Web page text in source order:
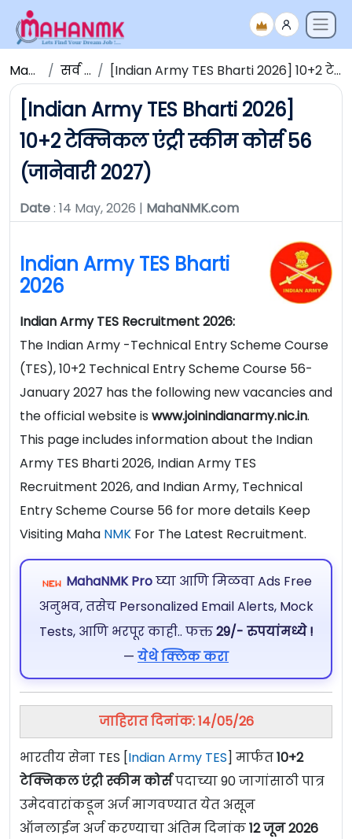
Maha NMK सर्व जाहिराती [Indian Army TES Bharti 2026] 10+2 टेक्निकल एंट्री स्कीम कोर्स 56 (जानेवारी 2027)
[Indian Army TES Bharti 2026]
10+2 टेक्निकल एंट्री स्कीम कोर्स 56
(जानेवारी 2027)
Date: 14 May, 2026 | MahaNMK.com
Indian Army TES Bharti
2026
Indian Army TES Recruitment 2026:
The Indian Army -Technical Entry Scheme Course
(TES), 10+2 Technical Entry Scheme Course 56-
January 2027 has the following new vacancies and
the official website is www.joinindianarmy.nic.in.
This page includes information about the Indian
Army TES Bharti 2026, Indian Army TES
Recruitment 2026, and Indian Army, Technical
Entry Scheme Course 56 for more details Keep
Visiting Maha NMK For The Latest Recruitment.
MahaNMK Proघ्या आणि मिळवा Ads Free
अनुभव, तसेच Personalized Email Alerts, Mock
Tests, आणि भरपूर काही.. फक्त29/- रुपयांमध्ये !
— येथे क्लिक करा
जाहिरात दिनांक: 14/05/26
भारतीय सेना TES [Indian Army TES] मार्फत10+2
टेक्निकल एंट्री स्कीम कोर्सपदाच्या 90 जागांसाठी पात्र
उमेदवारांकडून अर्ज मागवण्यात येत असून
ऑनलाईन अर्ज करण्याचा अंतिम दिनांक12 जून 2026